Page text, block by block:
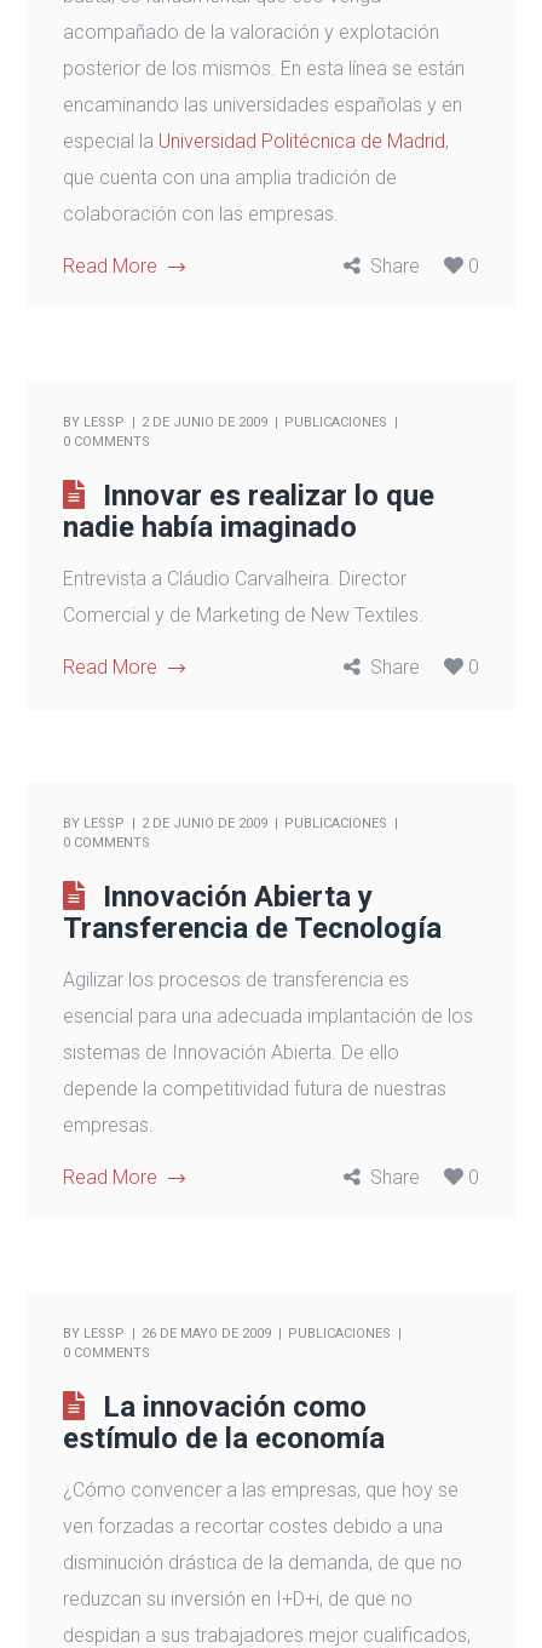
acompañado de la valoración y explotación
posterior de los mismos. En esta línea se están
encaminando las universidades españolas y en
especial la Universidad Politécnica de Madrid,
que cuenta con una amplia tradición de
colaboración con las empresas.
Read More Share 0
BY LESSP 2 DE JUNIO DE 2009
PUBLICACIONES
0 COMMENTS
Innovar es realizar lo que
nadie había imaginado
Entrevista a Cláudio Carvalheira. Director
Comercial y de Marketing de New Textiles.
Read More Share 0
BY LESSP 2 DE JUNIO DE 2009
PUBLICACIONES
0 COMMENTS
Innovación Abierta y
Transferencia de Tecnología
Agilizar los procesos de transferencia es
esencial para una adecuada implantación de los
sistemas de Innovación Abierta. De ello
depende la competitividad futura de nuestras
empresas.
Read More Share 0
BY LESSP 26 DE MAYO DE 2009
PUBLICACIONES
0 COMMENTS
La innovación como
estímulo de la economía
¿Cómo convencer a las empresas, que hoy se
ven forzadas a recortar costes debido a una
disminución drástica de la demanda, de que no
reduzcan su inversión en I+D+i, de que no
despidan a sus trabajadores mejor cualificados,